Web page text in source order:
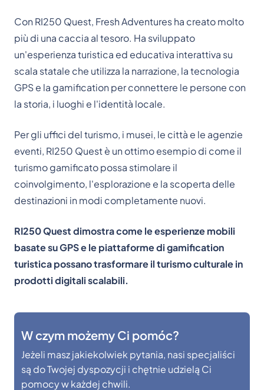
Con RI250 Quest, Fresh Adventures ha creato molto
più di una caccia al tesoro. Ha sviluppato
un'esperienza turistica ed educativa interattiva su
scala statale che utilizza la narrazione, la tecnologia
GPS e la gamification per connettere le persone con
la storia, i luoghi e l'identità locale.
Per gli uffici del turismo, i musei, le città e le agenzie
eventi, RI250 Quest è un ottimo esempio di come il
turismo gamificato possa stimolare il
coinvolgimento, l'esplorazione e la scoperta delle
destinazioni in modi completamente nuovi.
RI250 Quest dimostra come le esperienze mobili
basate su GPS e le piattaforme di gamification
turistica possano trasformare il turismo culturale in
prodotti digitali scalabili.
W czym możemy Ci pomóc?
Jeżeli masz jakiekolwiek pytania, nasi specjaliści
są do Twojej dyspozycji i chętnie udzielą Ci
pomocy w każdej chwili.